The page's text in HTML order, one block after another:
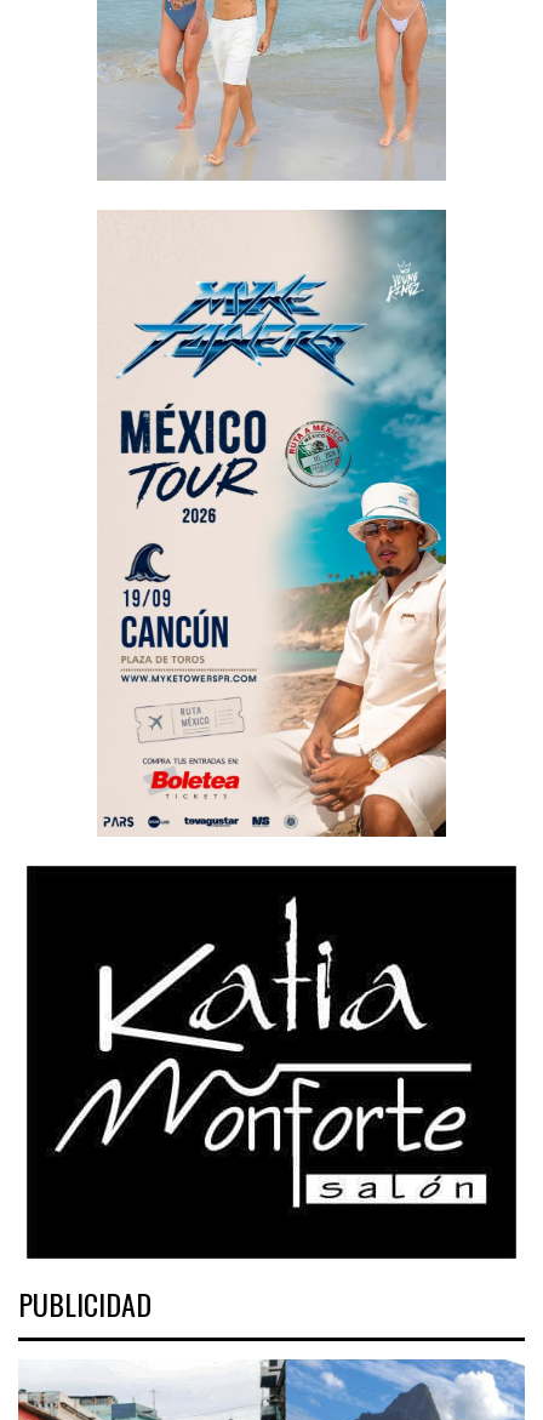
PUBLICIDAD